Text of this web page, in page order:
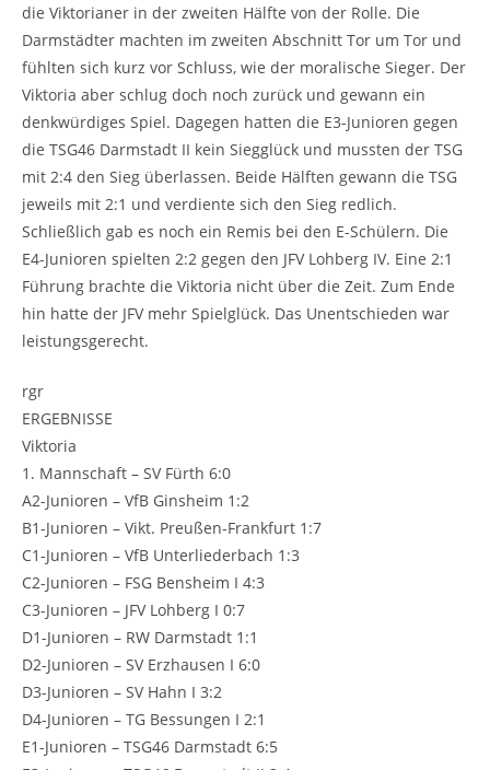
die Viktorianer in der zweiten Hälfte von der Rolle. Die
Darmstädter machten im zweiten Abschnitt Tor um Tor und
fühlten sich kurz vor Schluss, wie der moralische Sieger. Der
Viktoria aber schlug doch noch zurück und gewann ein
denkwürdiges Spiel. Dagegen hatten die E3-Junioren gegen
die TSG46 Darmstadt II kein Siegglück und mussten der TSG
mit 2:4 den Sieg überlassen. Beide Hälften gewann die TSG
jeweils mit 2:1 und verdiente sich den Sieg redlich.
Schließlich gab es noch ein Remis bei den E-Schülern. Die
E4-Junioren spielten 2:2 gegen den JFV Lohberg IV. Eine 2:1
Führung brachte die Viktoria nicht über die Zeit. Zum Ende
hin hatte der JFV mehr Spielglück. Das Unentschieden war
leistungsgerecht.
rgr
ERGEBNISSE
Viktoria
1. Mannschaft – SV Fürth 6:0
A2-Junioren – VfB Ginsheim 1:2
B1-Junioren – Vikt. Preußen-Frankfurt 1:7
C1-Junioren – VfB Unterliederbach 1:3
C2-Junioren – FSG Bensheim I 4:3
C3-Junioren – JFV Lohberg I 0:7
D1-Junioren – RW Darmstadt 1:1
D2-Junioren – SV Erzhausen I 6:0
D3-Junioren – SV Hahn I 3:2
D4-Junioren – TG Bessungen I 2:1
E1-Junioren – TSG46 Darmstadt 6:5